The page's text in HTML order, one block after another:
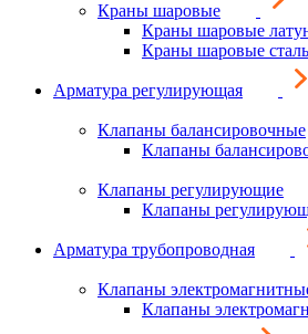
Краны шаровые
Краны шаровые
Краны шаровые
Арматура регулирующая
Клапаны балансировочные
Клапаны
Клапаны регулирующие
Клапаны
Арматура трубопроводная
Клапаны
Клапаны